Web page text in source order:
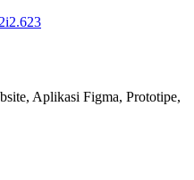
Aplikasi Figma, Prototipe,